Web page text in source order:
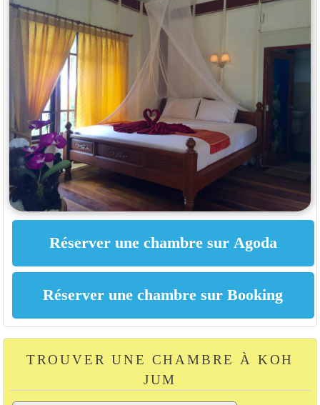
TROUVER UNE CHAMBRE À KOH
JUM